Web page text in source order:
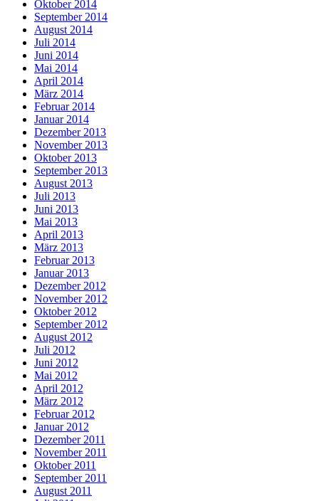
Oktober 2014
September 2014
August 2014
Juli 2014
Juni 2014
Mai 2014
April 2014
März 2014
Februar 2014
Januar 2014
Dezember 2013
November 2013
Oktober 2013
September 2013
August 2013
Juli 2013
Juni 2013
Mai 2013
April 2013
März 2013
Februar 2013
Januar 2013
Dezember 2012
November 2012
Oktober 2012
September 2012
August 2012
Juli 2012
Juni 2012
Mai 2012
April 2012
März 2012
Februar 2012
Januar 2012
Dezember 2011
November 2011
Oktober 2011
September 2011
August 2011